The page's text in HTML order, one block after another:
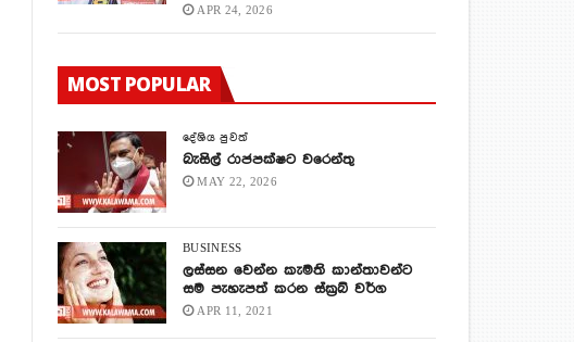
APR 24, 2026
MOST POPULAR
දේශිය පුවත්
බැසිල් රාජපක්ෂට වරෙන්තු
MAY 22, 2026
BUSINESS
ලස්සන වෙන්න කැමති කාන්තාවන්ට
සම පැහැපත් කරන ස්ක්‍රබ් වර්ග
APR 11, 2021